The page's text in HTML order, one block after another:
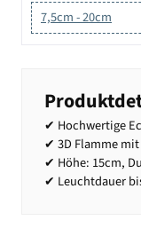
7,5cm - 20cm
✔ Hochwertige
✔ 3D Flamme mit
✔ Höhe: 15cm,
✔ Leuchtdauer